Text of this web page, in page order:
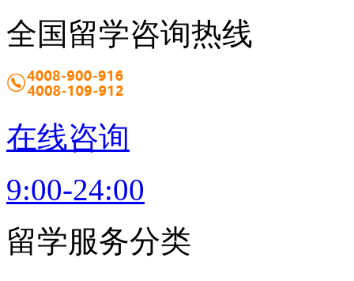
全国留学咨询热线
在线咨询
9:00-24:00
留学服务分类